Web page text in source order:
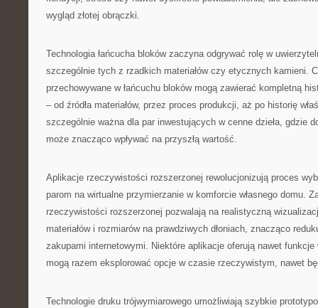
wygląd złotej obrączki.
Technologia łańcucha bloków zaczyna odgrywać rolę w
szczególnie tych z rzadkich materiałów czy etycznych kamieni.
przechowywane w łańcuchu bloków mogą zawierać kompletną
– od źródła materiałów, przez proces produkcji, aż po historię
szczególnie ważna dla par inwestujących w cenne dzieła, gdzie
może znacząco wpływać na przyszłą wartość.
Aplikacje rzeczywistości rozszerzonej rewolucjonizują proces
parom na wirtualne przymierzanie w komforcie własnego domu.
rzeczywistości rozszerzonej pozwalają na realistyczną
materiałów i rozmiarów na prawdziwych dłoniach, znacząco
zakupami internetowymi. Niektóre aplikacje oferują nawet funkcje
mogą razem eksplorować opcje w czasie rzeczywistym, nawet
Technologie druku trójwymiarowego umożliwiają szybkie